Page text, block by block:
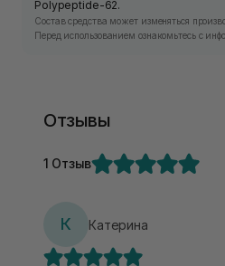
Polypeptide-62.
Состав средства может изменяться
Перед использованием ознакомьтесь с
Отзывы
1 Отзыв
К Катерина